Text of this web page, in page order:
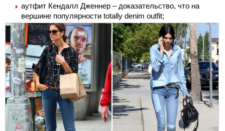
аутфит Кендалл Дженнер – доказательство, что на
вершине популярности totally denim outfit;